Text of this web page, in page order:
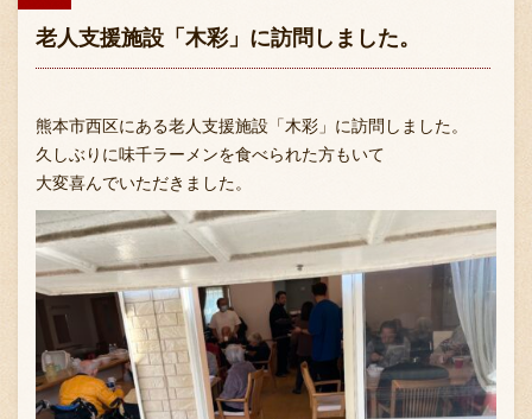
味千の取り組み
お問い合わせ
ブランド一覧
老人支援施設「木彩」に訪問しました。
熊本市西区にある老人支援施設「木彩」に訪問しました。
久しぶりに味千ラーメンを食べられた方もいて
大変喜んでいただきました。